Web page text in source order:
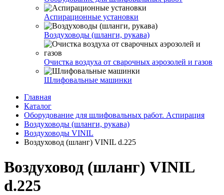
Аспирационные установки
Воздуховоды (шланги, рукава)
Очистка воздуха от сварочных аэрозолей и газов
Шлифовальные машинки
Главная
Каталог
Оборудование для шлифовальных работ. Аспирация
Воздуховоды (шланги, рукава)
Воздуховоды VINIL
Воздуховод (шланг) VINIL d.225
Воздуховод (шланг) VINIL
d.225